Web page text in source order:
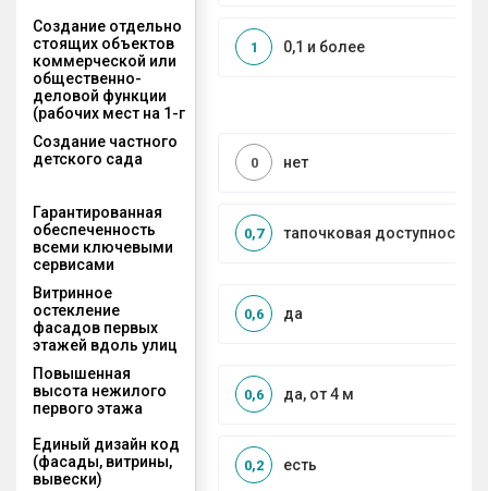
Создание отдельно
стоящих объектов
коммерческой или
общественно-
деловой функции
(рабочих мест на 1-г
0,1 и более
1
Создание частного
детского сада
нет
0
Гарантированная
обеспеченность
всеми ключевыми
сервисами
тапочковая доступность
0,7
Витринное
остекление
фасадов первых
этажей вдоль улиц
да
0,6
Повышенная
высота нежилого
первого этажа
да, от 4 м
0,6
Единый дизайн код
(фасады, витрины,
вывески)
есть
0,2